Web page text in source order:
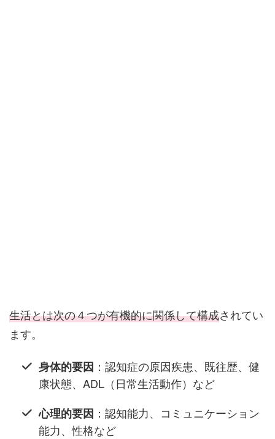
生活とは次の４つが有機的に関係して構成されてい
ます。
身体的要因 ：認知症の原因疾患、既往歴、健
康状態、ADL（日常生活動作）など
心理的要因 ：認知能力、コミュニケーション
能力、性格など